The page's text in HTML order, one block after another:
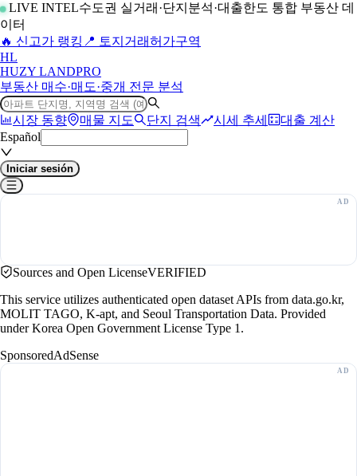
LIVE INTEL수도권 실거래·단지분석·대출한도 통합 부동산 데
이터
🔥 신고가 랭킹 📍 토지거래허가구역
HL
HUZY LANDPRO
부동산 매수·매도·중개 전문 분석
시장 동향 매물 지도 단지 검색 시세 추세
대출 계산
Español
Iniciar sesión
Sources and Open LicenseVERIFIED
This service utilizes authenticated open dataset APIs from data.go.kr,
MOLIT TAGO, K-apt, and Seoul Transportation Data. Provided
under Korea Open Government License Type 1.
SponsoredAdSense